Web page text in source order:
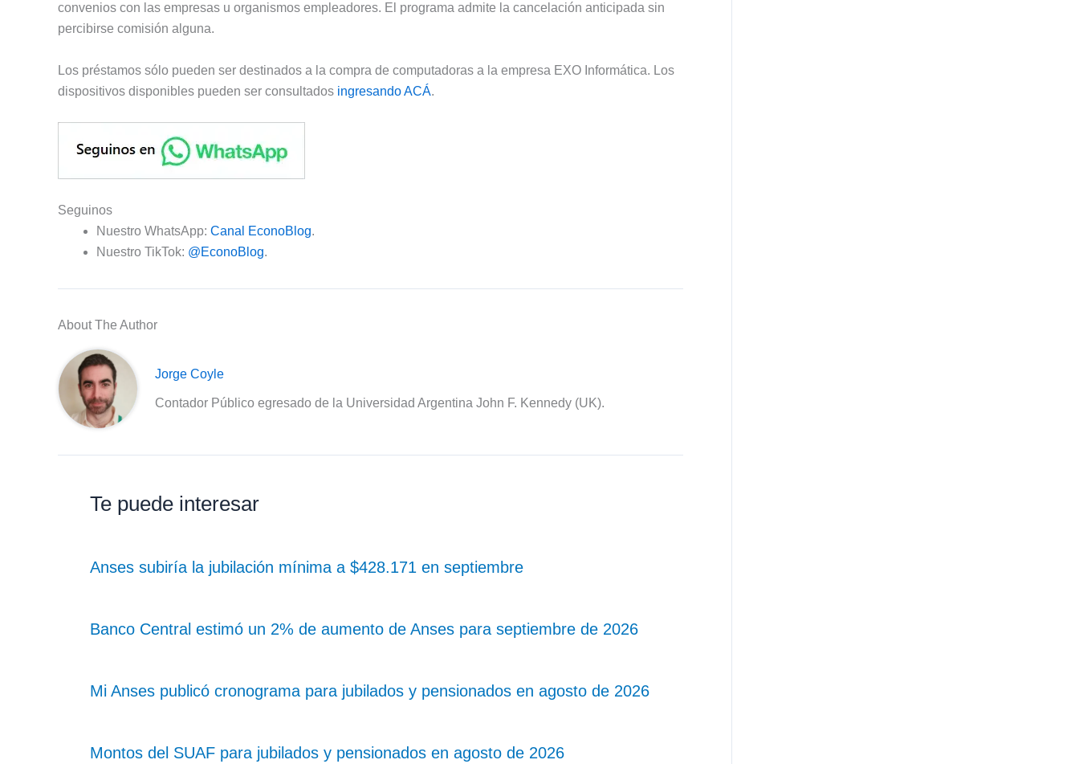
convenios con las empresas u organismos empleadores. El programa admite la cancelación anticipada sin
percibirse comisión alguna.
Los préstamos sólo pueden ser destinados a la compra de computadoras a la empresa EXO Informática. Los
dispositivos disponibles pueden ser consultados ingresando ACÁ.
Seguinos
Nuestro WhatsApp: Canal EconoBlog.
Nuestro TikTok: @EconoBlog.
About The Author
Jorge Coyle
Contador Público egresado de la Universidad Argentina John F. Kennedy (UK).
Te puede interesar
Anses subiría la jubilación mínima a $428.171 en septiembre
Banco Central estimó un 2% de aumento de Anses para septiembre de 2026
Mi Anses publicó cronograma para jubilados y pensionados en agosto de 2026
Montos del SUAF para jubilados y pensionados en agosto de 2026